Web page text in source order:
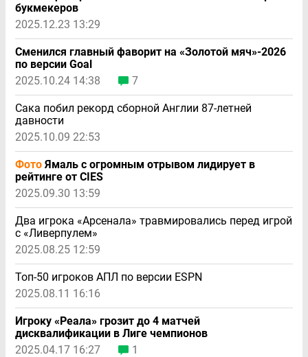
букмекеров
2025.12.23 13:29
Сменился главный фаворит на «Золотой мяч»-2026
по версии Goal
2025.10.24 14:38
7
Сака побил рекорд сборной Англии 87-летней
давности
2025.10.09 22:53
Фото Ямаль с огромным отрывом лидирует в
рейтинге от CIES
2025.09.30 13:59
Два игрока «Арсенала» травмировались перед игрой
с «Ливерпулем»
2025.08.25 12:59
Топ-50 игроков АПЛ по версии ESPN
2025.08.11 16:16
Игроку «Реала» грозит до 4 матчей
дисквалификации в Лиге чемпионов
2025.04.17 16:27
1